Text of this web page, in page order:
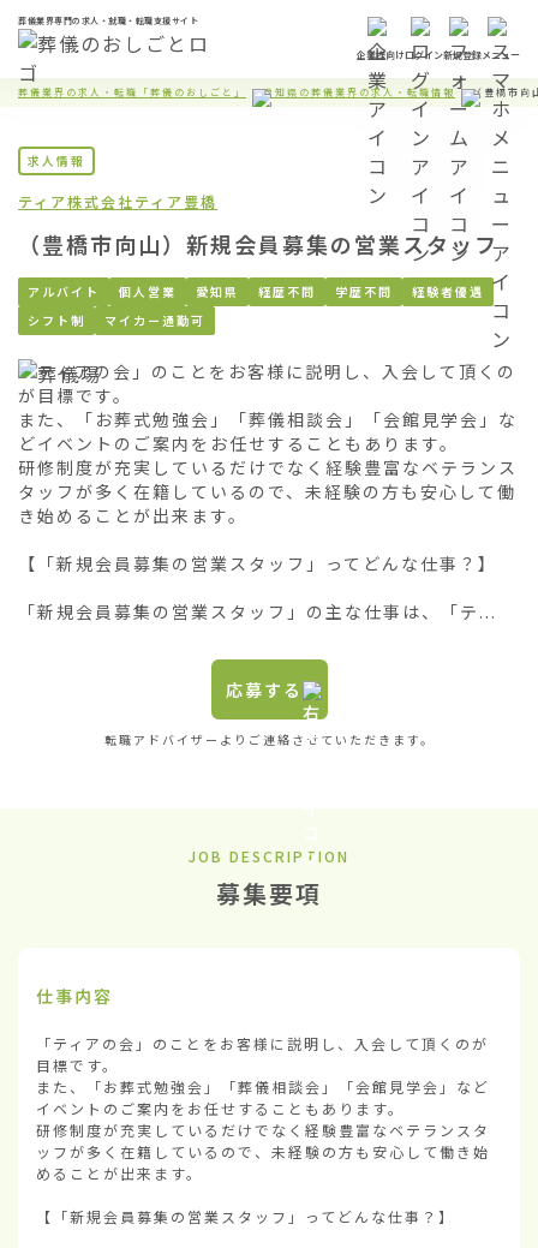
葬儀業界専門の求人・就職・転職支援サイト
企業様向けログイン新規登録メニュー
葬儀業界の求人・転職「葬儀のおしごと」 愛知県の葬儀業界の求人・転職情報 （豊橋市向
求人情報
ティア株式会社ティア豊橋
（豊橋市向山）新規会員募集の営業スタッフ
アルバイト 個人営業 愛知県 経歴不問 学歴不問
経験者優遇
シフト制
マイカー通勤可
「ティアの会」のことをお客様に説明し、入会して頂くの
が目標です。
また、「お葬式勉強会」「葬儀相談会」「会館見学会」な
どイベントのご案内をお任せすることもあります。
研修制度が充実しているだけでなく経験豊富なベテランス
タッフが多く在籍しているので、未経験の方も安心して働
き始めることが出来ます。
【「新規会員募集の営業スタッフ」ってどんな仕事？】
「新規会員募集の営業スタッフ」の主な仕事は、「テ...
応募する
転職アドバイザーよりご連絡させていただきます。
JOB DESCRIPTION
募集要項
仕事内容
「ティアの会」のことをお客様に説明し、入会して頂くのが
目標です。
また、「お葬式勉強会」「葬儀相談会」「会館見学会」など
イベントのご案内をお任せすることもあります。
研修制度が充実しているだけでなく経験豊富なベテランスタ
ッフが多く在籍しているので、未経験の方も安心して働き始
めることが出来ます。
【「新規会員募集の営業スタッフ」ってどんな仕事？】